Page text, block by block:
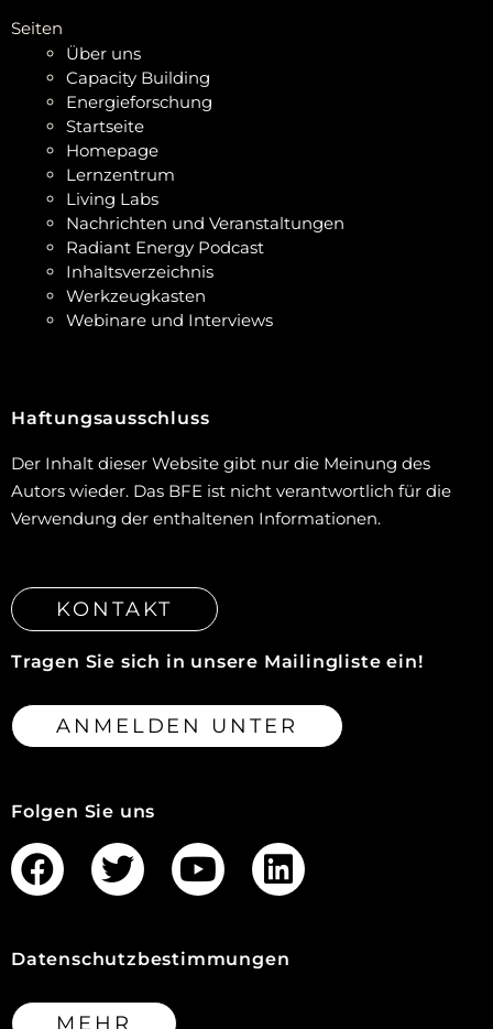
Seiten
Über uns
Capacity Building
Energieforschung
Startseite
Homepage
Lernzentrum
Living Labs
Nachrichten und Veranstaltungen
Radiant Energy Podcast
Inhaltsverzeichnis
Werkzeugkasten
Webinare und Interviews
Haftungsausschluss
Der Inhalt dieser Website gibt nur die Meinung des
Autors wieder. Das BFE ist nicht verantwortlich für die
Verwendung der enthaltenen Informationen.
KONTAKT
Tragen Sie sich in unsere Mailingliste ein!
ANMELDEN UNTER
Folgen Sie uns
Datenschutzbestimmungen
MEHR